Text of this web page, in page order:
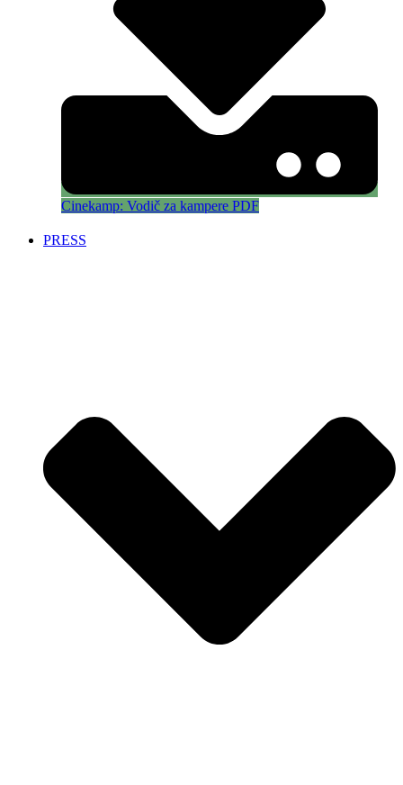
Cinekamp: Vodič za kampere PDF
PRESS